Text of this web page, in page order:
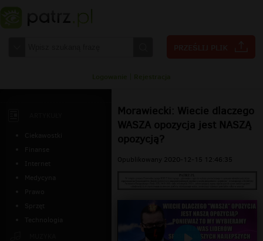
Morawiecki: Wiecie dlaczego
WASZA opozycja jest NASZĄ
opozycją?
Opublikowany 2020-12-15 12:46:35